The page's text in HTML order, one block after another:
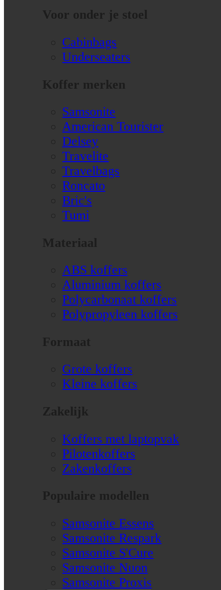
Voor onder je stoel
Cabinbags
Underseaters
Koffer merken
Samsonite
American Tourister
Delsey
Travelite
Travelbags
Roncato
Bric's
Tumi
Materiaal
ABS koffers
Aluminium koffers
Polycarbonaat koffers
Polypropyleen koffers
Formaat
Grote koffers
Kleine koffers
Zakelijk
Koffers met laptopvak
Pilotenkoffers
Zakenkoffers
Populaire modellen
Samsonite Essens
Samsonite Respark
Samsonite S'Cure
Samsonite Nuon
Samsonite Proxis